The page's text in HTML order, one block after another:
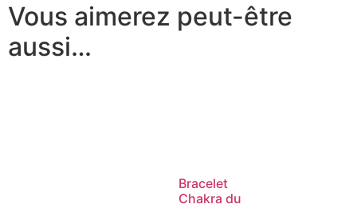
Vous aimerez peut-être
aussi…
Bracelet
Chakra du